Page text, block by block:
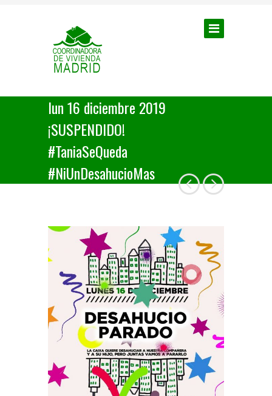
lun 16 diciembre 2019
¡SUSPENDIDO!
#TaniaSeQueda
#NiUnDesahucioMas